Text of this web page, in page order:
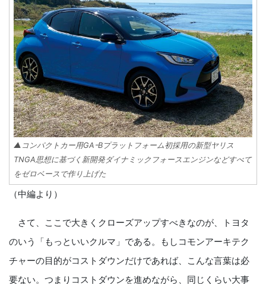
▲コンパクトカー用GAｰBプラットフォーム初採用の新型ヤリス
TNGA思想に基づく新開発ダイナミックフォースエンジンなどすべて
をゼロベースで作り上げた
（中編より）
さて、ここで大きくクローズアップすべきなのが、トヨタ
のいう「もっといいクルマ」である。もしコモンアーキテク
チャーの目的がコストダウンだけであれば、こんな言葉は必
要ない。つまりコストダウンを進めながら、同じくらい大事